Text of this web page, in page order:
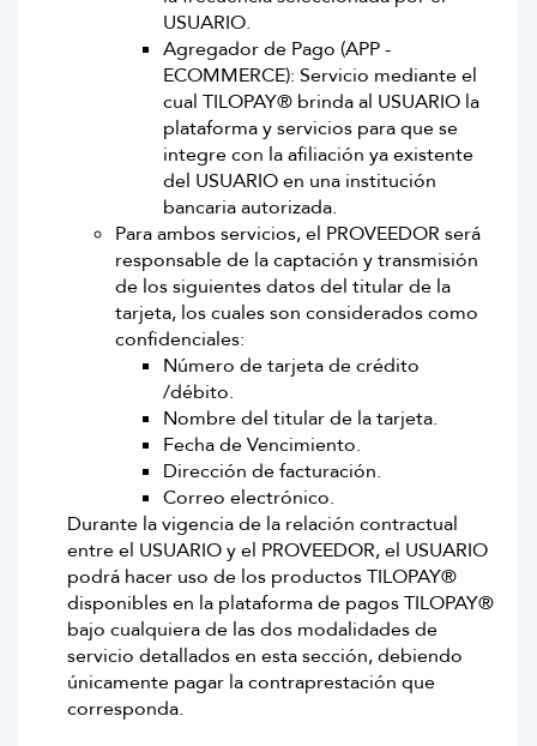
USUARIO.
Agregador de Pago (APP -
ECOMMERCE): Servicio mediante el
cual TILOPAY® brinda al USUARIO la
plataforma y servicios para que se
integre con la afiliación ya existente
del USUARIO en una institución
bancaria autorizada.
Para ambos servicios, el PROVEEDOR será
responsable de la captación y transmisión
de los siguientes datos del titular de la
tarjeta, los cuales son considerados como
confidenciales:
Número de tarjeta de crédito
/débito.
Nombre del titular de la tarjeta.
Fecha de Vencimiento.
Dirección de facturación.
Correo electrónico.
Durante la vigencia de la relación contractual
entre el USUARIO y el PROVEEDOR, el USUARIO
podrá hacer uso de los productos TILOPAY®
disponibles en la plataforma de pagos TILOPAY®
bajo cualquiera de las dos modalidades de
servicio detallados en esta sección, debiendo
únicamente pagar la contraprestación que
corresponda.